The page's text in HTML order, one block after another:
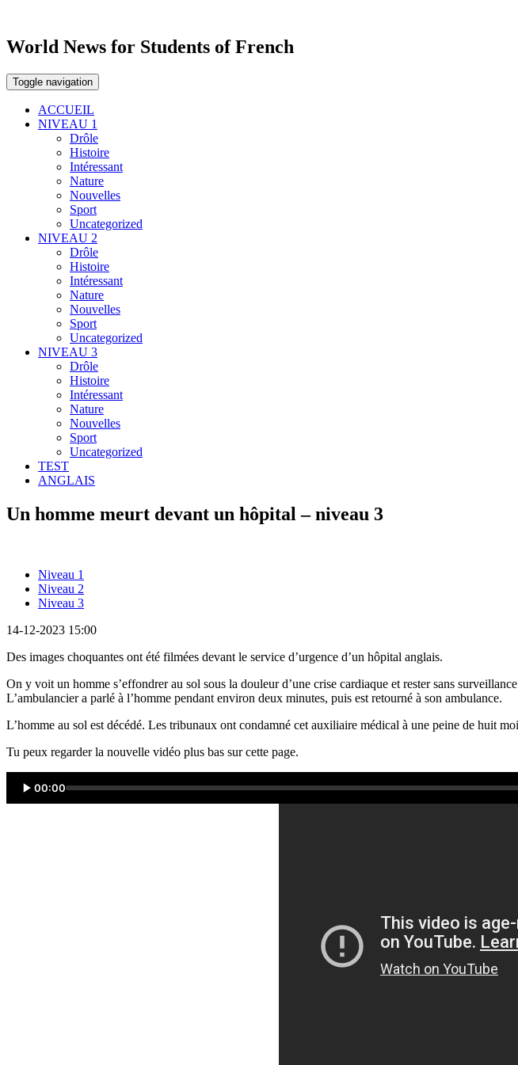
World News for Students of French
Toggle navigation
ACCUEIL
NIVEAU 1
Drôle
Histoire
Intéressant
Nature
Nouvelles
Sport
Uncategorized
NIVEAU 2
Drôle
Histoire
Intéressant
Nature
Nouvelles
Sport
Uncategorized
NIVEAU 3
Drôle
Histoire
Intéressant
Nature
Nouvelles
Sport
Uncategorized
TEST
ANGLAIS
Un homme meurt devant un hôpital – niveau 3
Niveau 1
Niveau 2
Niveau 3
14-12-2023 15:00
Des images choquantes ont été filmées devant le service d’urgence d’un hôpital anglais.
On y voit un homme s’effondrer au sol sous la douleur d’une crise cardiaque et rester sans
L’ambulancier a parlé à l’homme pendant environ deux minutes, puis est retourné à son ambulance.
L’homme au sol est décédé. Les tribunaux ont condamné cet auxiliaire médical à une peine de huit
Tu peux regarder la nouvelle vidéo plus bas sur cette page.
00:00